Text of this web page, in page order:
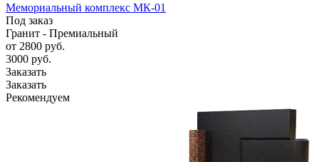
Мемориальный комплекс МК-01
Под заказ
Гранит - Премиальный
от 2800 руб.
3000 руб.
Заказать
Заказать
Рекомендуем